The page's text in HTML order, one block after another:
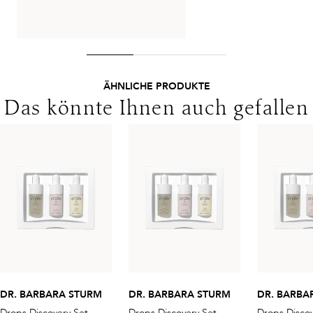
ÄHNLICHE PRODUKTE
Das könnte Ihnen auch gefallen
DR. BARBARA STURM
DR. BARBARA STURM
DR.